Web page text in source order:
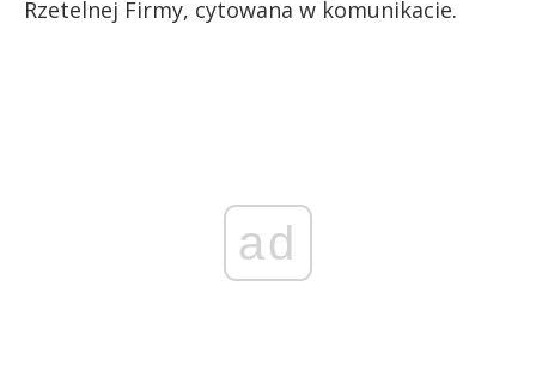
Rzetelnej Firmy, cytowana w komunikacie.
ad